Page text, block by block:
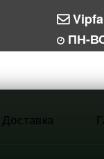
ПН-
Доставка